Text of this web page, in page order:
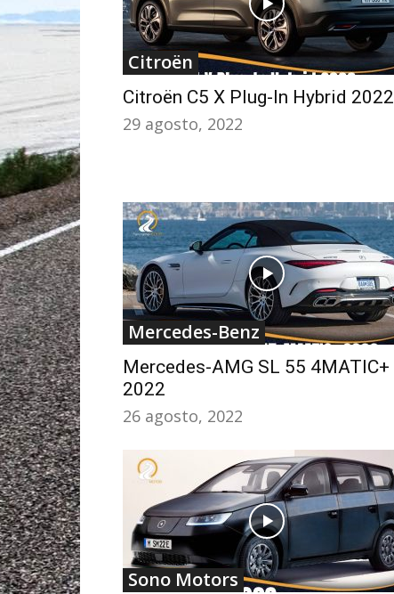
Citroën
Citroën C5 X Plug-In Hybrid 2022
29 agosto, 2022
Mercedes-Benz
Mercedes-AMG SL 55 4MATIC+
2022
26 agosto, 2022
Sono Motors